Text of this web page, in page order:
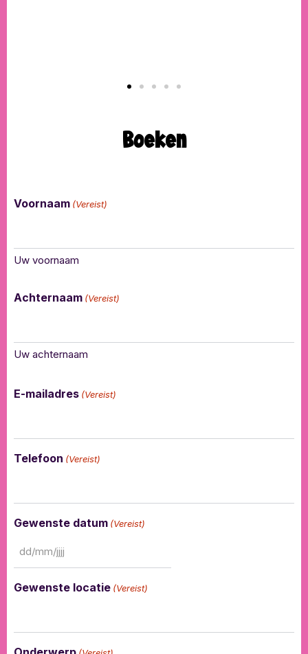
Boeken
Voornaam (Vereist)
Uw voornaam
Achternaam (Vereist)
Uw achternaam
E-mailadres (Vereist)
Telefoon (Vereist)
Gewenste datum (Vereist)
Gewenste locatie (Vereist)